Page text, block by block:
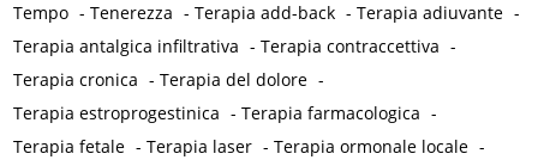
Tempo -Tenerezza -Terapia add-back -Terapia adiuvante -
Terapia antalgica infiltrativa -Terapia contraccettiva -
Terapia cronica -Terapia del dolore -
Terapia estroprogestinica -Terapia farmacologica -
Terapia fetale -Terapia laser -Terapia ormonale locale -